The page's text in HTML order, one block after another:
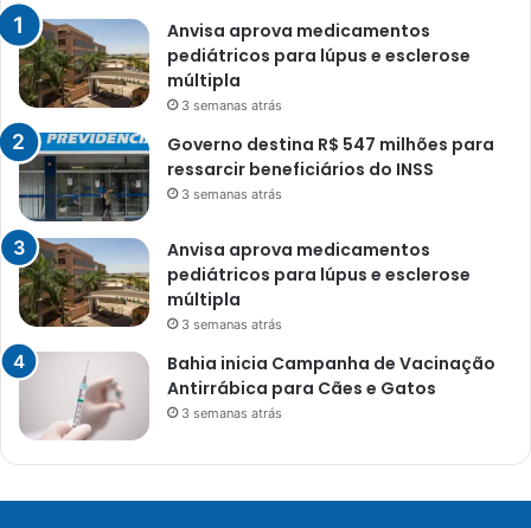
Anvisa aprova medicamentos
pediátricos para lúpus e esclerose
múltipla
3 semanas atrás
Governo destina R$ 547 milhões para
ressarcir beneficiários do INSS
3 semanas atrás
Anvisa aprova medicamentos
pediátricos para lúpus e esclerose
múltipla
3 semanas atrás
Bahia inicia Campanha de Vacinação
Antirrábica para Cães e Gatos
3 semanas atrás